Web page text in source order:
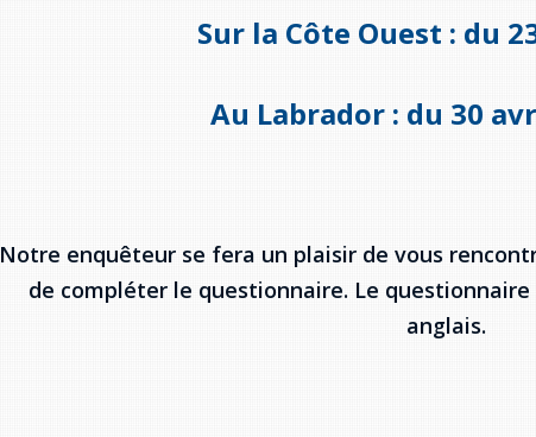
Sur la Côte Ouest : du
Au Labrador : du 30
Notre enquêteur se fera un plaisir de vous
de compléter le questionnaire. Le
anglais.